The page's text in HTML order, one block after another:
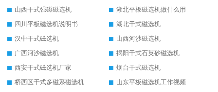
山西干式强磁磁选机
湖北平板磁选机做什么用
四川平板磁选机说明书
湖北干式磁选机
汉中干式磁选机
山西河沙磁选机
广西河沙磁选机
揭阳干式石英砂磁选机
西安干式磁选机厂家
烟台干式磁选机
桥西区干式多磁系磁选机
山东平板磁选机工作视频